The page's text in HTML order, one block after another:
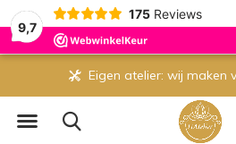
9,7
175 Reviews
Eigen atelier: wij maken